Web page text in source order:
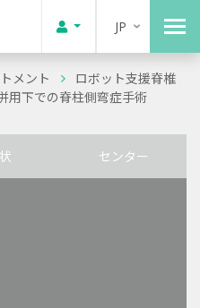
JP
メント
ロボット支援脊椎
用下での脊柱側弯症手術
センター